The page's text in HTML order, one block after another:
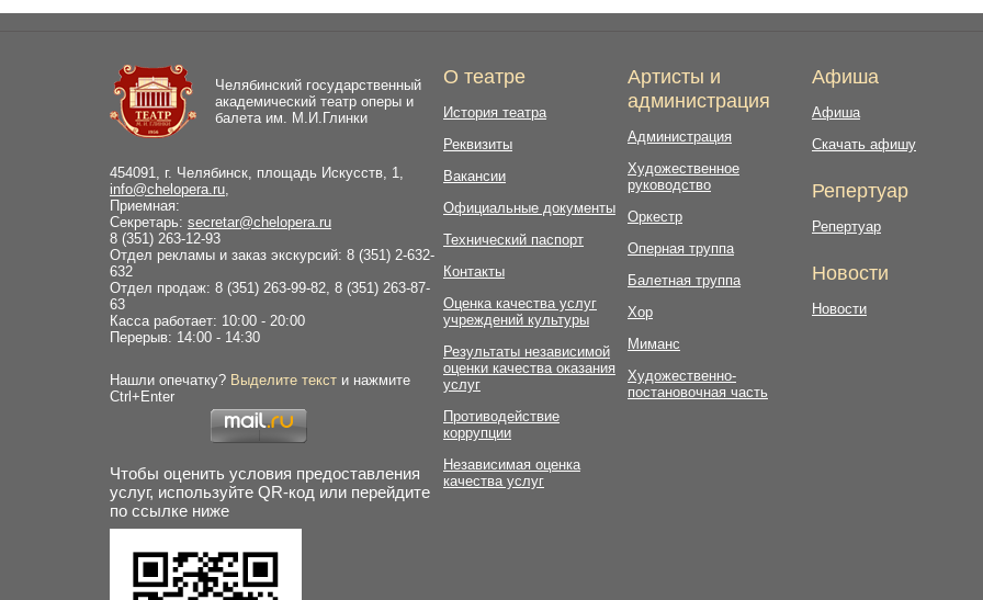
Челябинский государственный
академический театр оперы и
балета им. М.И.Глинки
454091, г. Челябинск, площадь Искусств, 1,
info@chelopera.ru
Приемная:
Секретарь: secretar@chelopera.ru
8 (351) 263-12-93
Отдел рекламы и заказ экскурсий: 8 (351) 2-632-
632
Отдел продаж: 8 (351) 263-99-82, 8 (351) 263-87-
63
Касса работает: 10:00 - 20:00
Перерыв: 14:00 - 14:30
Нашли опечатку? Выделите текст и нажмите
Ctrl+Enter
Чтобы оценить условия предоставления
услуг, используйте QR-код или перейдите
по ссылке ниже
О театре
История театра
Реквизиты
Вакансии
Официальные документы
Технический паспорт
Контакты
Оценка качества услуг
учреждений культуры
Результаты независимой
оценки качества оказания
услуг
Противодействие
коррупции
Независимая оценка
качества услуг
Артисты и
администрация
Администрация
Художественное
руководство
Оркестр
Оперная труппа
Балетная труппа
Хор
Миманс
Художественно-
постановочная часть
Афиша
Афиша
Скачать афишу
Репертуар
Репертуар
Новости
Новости